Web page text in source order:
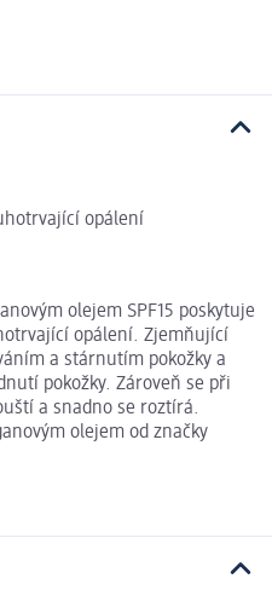
opálení
olejem SPF15 poskytuje
opálení. Zjemňující
a stárnutím pokožky a
pokožky. Zároveň se při
a snadno se roztírá.
olejem od značky